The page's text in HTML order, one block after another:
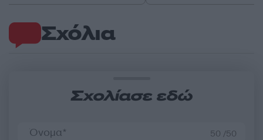
Σχόλια
Σχολίασε εδώ
50 /50